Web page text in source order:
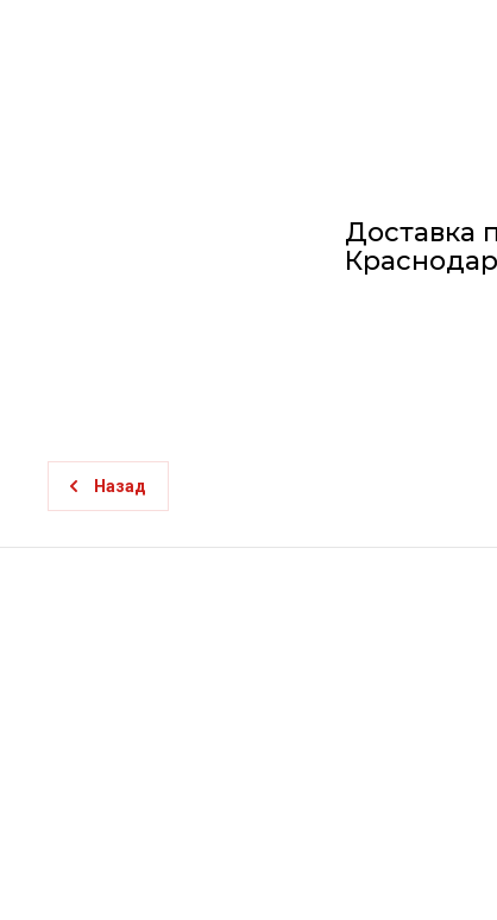
Доставка
Краснодар
Назад